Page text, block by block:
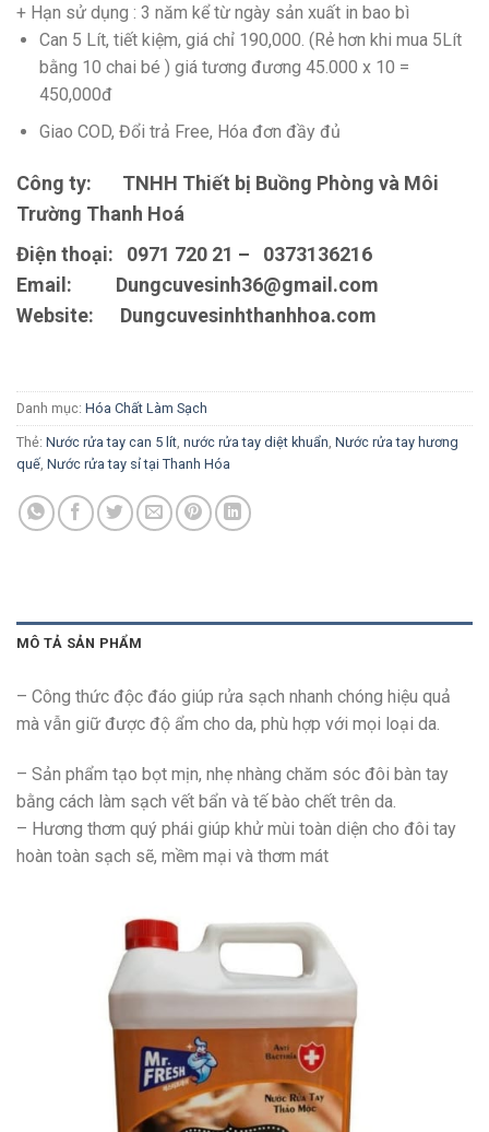
+ Hạn sử dụng : 3 năm kể từ ngày sản xuất in bao bì
Can 5 Lít, tiết kiệm, giá chỉ 190,000. (Rẻ hơn khi mua 5Lít
bằng 10 chai bé ) giá tương đương 45.000 x 10 =
450,000đ
Giao COD, Đổi trả Free, Hóa đơn đầy đủ
Công ty: TNHH Thiết bị Buồng Phòng và Môi
Trường Thanh Hoá
Điện thoại: 0971 720 21 – 0373136216
Email: Dungcuvesinh36@gmail.com
Website: Dungcuvesinhthanhhoa.com
Danh mục: Hóa Chất Làm Sạch
Thẻ: Nước rửa tay can 5 lít nước rửa tay diệt khuẩn Nước rửa tay hương
quế Nước rửa tay sỉ tại Thanh Hóa
MÔ TẢ SẢN PHẨM
– Công thức độc đáo giúp rửa sạch nhanh chóng hiệu quả
mà vẫn giữ được độ ẩm cho da, phù hợp với mọi loại da.
– Sản phẩm tạo bọt mịn, nhẹ nhàng chăm sóc đôi bàn tay
bằng cách làm sạch vết bẩn và tế bào chết trên da.
– Hương thơm quý phái giúp khử mùi toàn diện cho đôi tay
hoàn toàn sạch sẽ, mềm mại và thơm mát